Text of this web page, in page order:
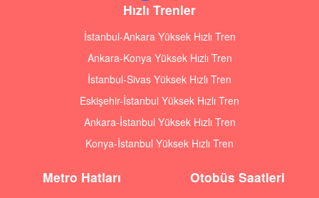
Hızlı Trenler
İstanbul-Ankara Yüksek Hızlı Tren
Ankara-Konya Yüksek Hızlı Tren
İstanbul-Sivas Yüksek Hızlı Tren
Eskişehir-İstanbul Yüksek Hızlı Tren
Ankara-İstanbul Yüksek Hızlı Tren
Konya-İstanbul Yüksek Hızlı Tren
Metro Hatları Otobüs Saatleri